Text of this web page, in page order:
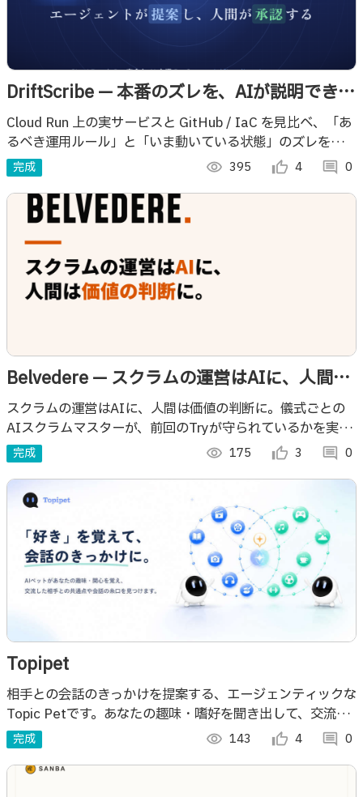
DriftScribe — 本番のズレを、AIが説明できる
PRに変える
Cloud Run 上の実サービスと GitHub / IaC を見比べ、「あ
るべき運用ルール」と「いま動いている状態」のズレを検知
し、PR・ロールバック案までつなげる AI エージェント
完成 visibility 395 thumb_up_alt 4 comment 0
Belvedere — スクラムの運営はAIに、人間は
価値の判断に。
スクラムの運営はAIに、人間は価値の判断に。儀式ごとの
AIスクラムマスターが、前回のTryが守られているかを実数
値で検証し、ゴールとチケットの価値のつながりを意味判断
するプロジェクト管理サービス。
完成 visibility 175 thumb_up_alt 3 comment 0
Topipet
相手との会話のきっかけを提案する、エージェンティックな
Topic Petです。あなたの趣味・嗜好を聞き出して、交流し
た相手との共通点、あなた自身の関心ポイントを教えてくれ
ます。
完成 visibility 143 thumb_up_alt 4 comment 0